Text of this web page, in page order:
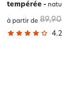
tempérée -
à partir de 89,90
4.2